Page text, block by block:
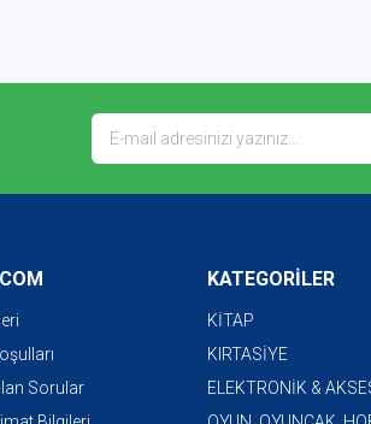
Sorular
KATEGORİLER
KİTAP
KIRTASİYE
ELEKTRONİK &